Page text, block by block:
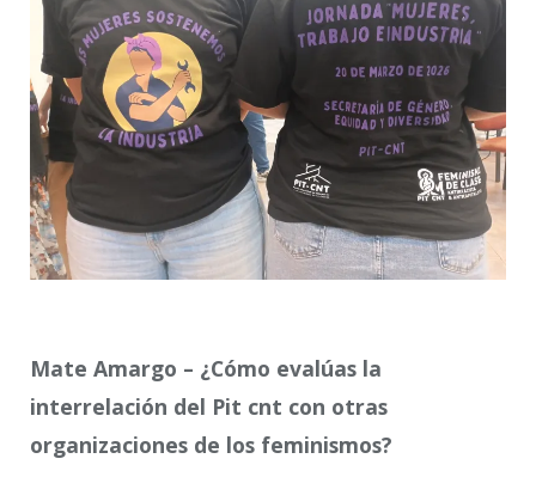
Mate Amargo – ¿Cómo evalúas la
interrelación del Pit cnt con otras
organizaciones de los feminismos?